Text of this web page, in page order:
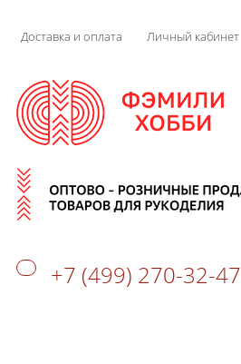
Доставка и оплата Личный кабинет
+7 (499) 270-32-47